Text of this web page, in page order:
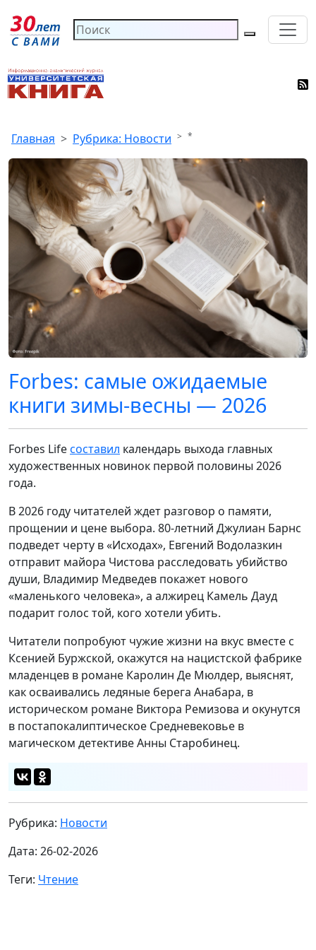
Главная Рубрика: Новости *
Forbes: самые ожидаемые
книги зимы-весны — 2026
Forbes Lifeсоставил календарь выхода главных
художественных новинок первой половины 2026
года.
В 2026 году читателей ждет разговор о памяти,
прощении и цене выбора. 80-летний Джулиан Барнс
подведет черту в «Исходах», Евгений Водолазкин
отправит майора Чистова расследовать убийство
души, Владимир Медведев покажет нового
«маленького человека», а алжирец Камель Дауд
подарит голос той, кого хотели убить.
Читатели попробуют чужие жизни на вкус вместе с
Ксенией Буржской, окажутся на нацистской фабрике
младенцев в романе Каролин Де Мюлдер, выяснят,
как осваивались ледяные берега Анабара, в
историческом романе Виктора Ремизова и окунутся
в постапокалиптическое Средневековье в
магическом детективе Анны Старобинец.
Рубрика: Новости
Дата: 26-02-2026
Теги: Чтение